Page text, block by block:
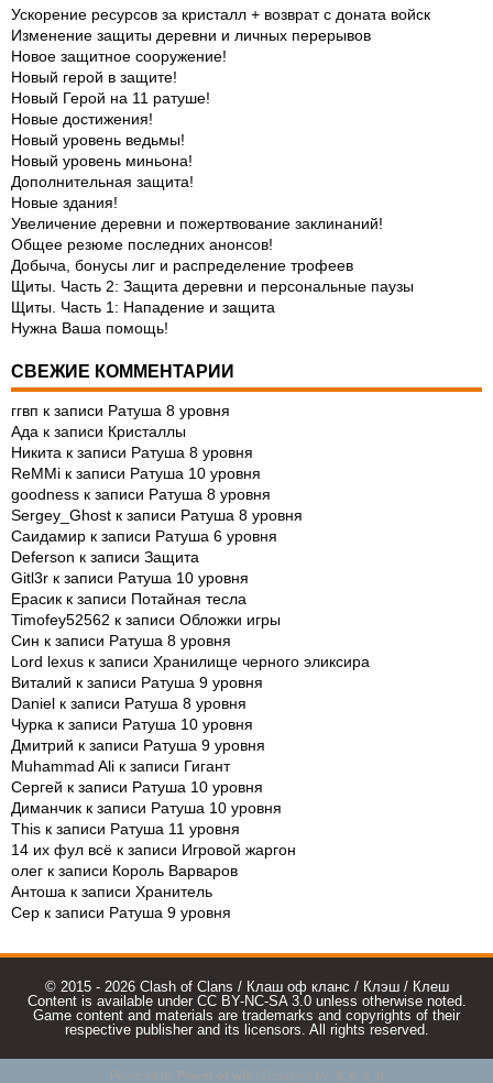
Ускорение ресурсов за кристалл + возврат с доната войск
Изменение защиты деревни и личных перерывов
Новое защитное сооружение!
Новый герой в защите!
Новый Герой на 11 ратуше!
Новые достижения!
Новый уровень ведьмы!
Новый уровень миньона!
Дополнительная защита!
Новые здания!
Увеличение деревни и пожертвование заклинаний!
Общее резюме последних анонсов!
Добыча, бонусы лиг и распределение трофеев
Щиты. Часть 2: Защита деревни и персональные паузы
Щиты. Часть 1: Нападение и защита
Нужна Ваша помощь!
СВЕЖИЕ КОММЕНТАРИИ
ггвп к записи Ратуша 8 уровня
Ада к записи Кристаллы
Никита к записи Ратуша 8 уровня
ReMMi к записи Ратуша 10 уровня
goodness к записи Ратуша 8 уровня
Sergey_Ghost к записи Ратуша 8 уровня
Саидамир к записи Ратуша 6 уровня
Deferson к записи Защита
Gitl3r к записи Ратуша 10 уровня
Ерасик к записи Потайная тесла
Timofey52562 к записи Обложки игры
Син к записи Ратуша 8 уровня
Lord lexus к записи Хранилище черного эликсира
Виталий к записи Ратуша 9 уровня
Daniel к записи Ратуша 8 уровня
Чурка к записи Ратуша 10 уровня
Дмитрий к записи Ратуша 9 уровня
Muhammad Ali к записи Гигант
Сергей к записи Ратуша 10 уровня
Диманчик к записи Ратуша 10 уровня
This к записи Ратуша 11 уровня
14 их фул всё к записи Игровой жаргон
олег к записи Король Варваров
Антоша к записи Хранитель
Сер к записи Ратуша 9 уровня
© 2015 - 2026 Clash of Clans / Клаш оф кланс / Клэш / Клеш
Content is available under CC BY-NC-SA 3.0 unless otherwise noted.
Game content and materials are trademarks and copyrights of their
respective publisher and its licensors. All rights reserved.